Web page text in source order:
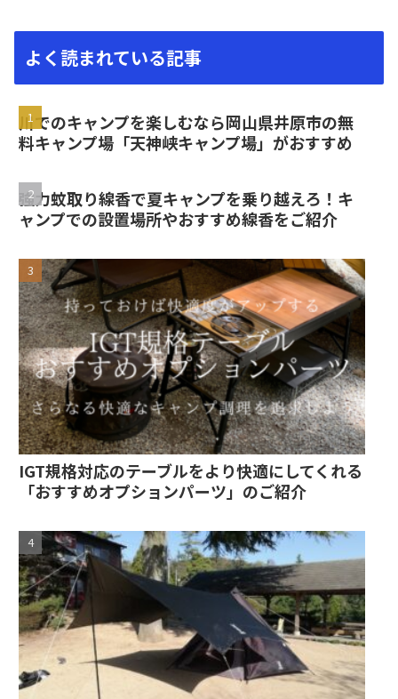
よく読まれている記事
川でのキャンプを楽しむなら岡山県井原市の無
料キャンプ場「天神峡キャンプ場」がおすすめ
強力蚊取り線香で夏キャンプを乗り越えろ！キ
ャンプでの設置場所やおすすめ線香をご紹介
IGT規格対応のテーブルをより快適にしてくれる
「おすすめオプションパーツ」のご紹介